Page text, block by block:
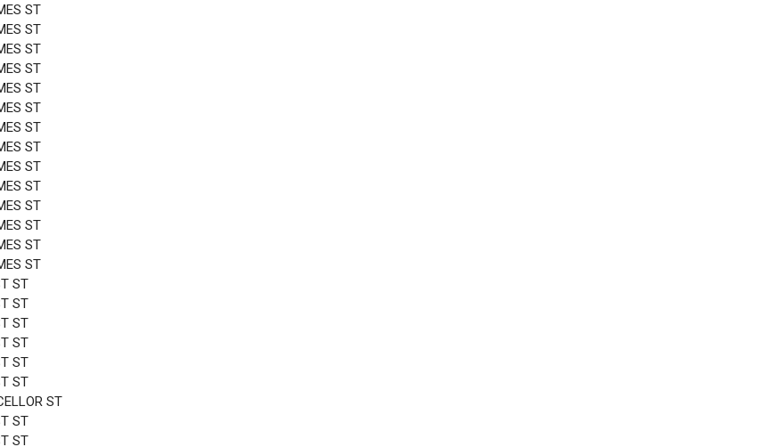
ST
ST
ST
ST
ST
ST
ST
ST
ST
ST
ST
ST
ST
ST
ST
ST
ST
ST
ST
ST
ST
ST
ST